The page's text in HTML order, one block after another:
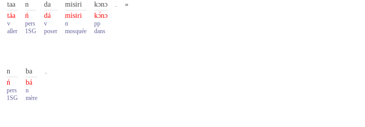
taa
táa
v
aller
n
ń
pers
1SG
da
dá
v
poser
misiri
mìsiri
n
mosquée
kɔnɔ
kɔ́nɔ
pp
dans
. »
n
ń
pers
1SG
ba
bá
n
mère
.